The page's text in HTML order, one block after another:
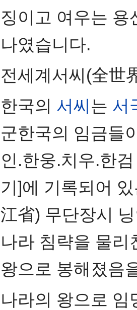
징이고 여우는 용
나였습니다.
전세계서씨(全世
한국의 서씨 는 서
군한국의 임금들
인.한웅.치우.한
기]에 기록되어
江省) 무단장시
나라 침략을 물
왕으로 봉해졌음
나라의 왕으로 임